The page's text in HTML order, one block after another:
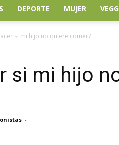
DEPORTE MUJER
si mi hijo no quiere comer?
si mi hijo
-